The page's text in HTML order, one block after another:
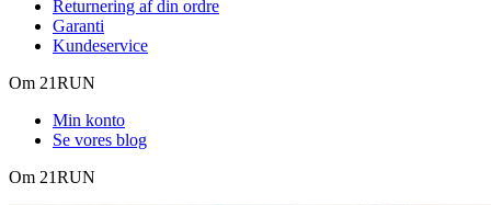
Returnering af din ordre
Garanti
Kundeservice
Om 21RUN
Min konto
Se vores blog
Om 21RUN